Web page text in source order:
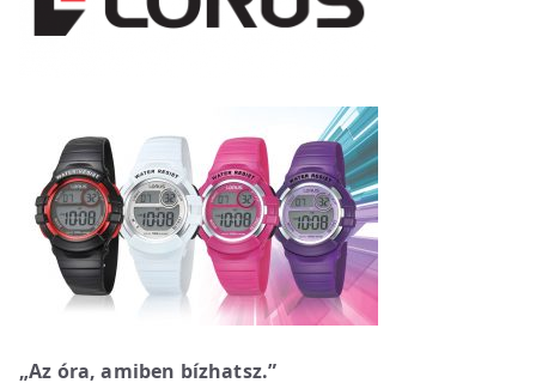
„Az óra, amiben bízhatsz.”